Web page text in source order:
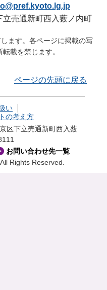
売通新町西入薮ノ内町
ます。各ページに掲載の写
載を禁じます。
ページの先頭に戻る
い
の考え方
区下立売通新町西入薮
お問い合わせ先一覧
Rights Reserved.